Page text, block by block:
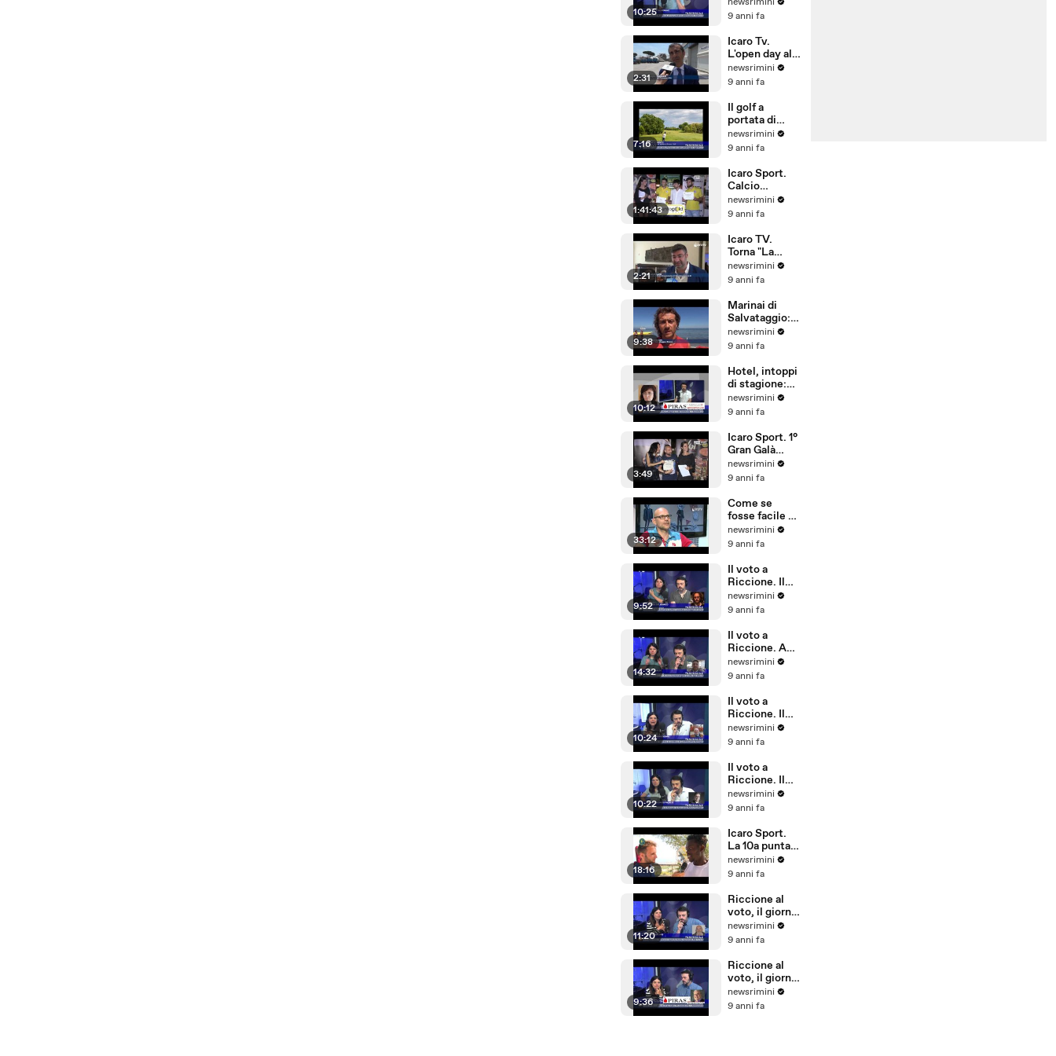
10:25
Siulp:
rischio
9 anni fa
2:31
Icaro Tv.
L'open day alla
Pesaresi Spa
di Rimini
newsrimini
9 anni fa
7:16
Il golf a
portata di
bambino. Il
Summer
Riviera Golf
newsrimini
9 anni fa
1:41:43
Icaro Sport.
Calcio
d'Estate: 1°
Gran Galà
Categoria
newsrimini
9 anni fa
2:21
Icaro TV.
Torna "La
Notte delle
Streghe", dal
2017 a San
Giovanni in M
newsrimini
9 anni fa
9:38
Marinai di
Salvataggio:
si investe
poco su
conta più
l'aspetto
economico
newsrimini
9 anni fa
10:12
Hotel, intoppi
di stagione:
troppi
portoghesi e
dipendenti
che parlano
tedesco
newsrimini
9 anni fa
3:49
Icaro Sport. 1°
Gran Galà
della Seconda
Categoria
newsrimini
9 anni fa
33:12
Come se
fosse facile -
Special Crabs
newsrimini
9 anni fa
9:52
Il voto a
Riccione. Il
commento di
Andrea
(Movimento 5
Stelle)
newsrimini
9 anni fa
14:32
Il voto a
Riccione. A
Tempo Reale
commento di
(Patto Civico
Riccione)
newsrimini
9 anni fa
10:24
Il voto a
Riccione. Il
commento di
Parmeggiani
newsrimini
9 anni fa
10:22
Il voto a
Riccione. Il
commento di
Dionigi
Forza Italia
newsrimini
9 anni fa
18:16
Icaro Sport.
La 10a puntata
del reality
sulla
Rimini alla
Barcellona
Professional
Cup
newsrimini
9 anni fa
11:20
Riccione al
voto, il giorno
dopo. Il
commento di
newsrimini
9 anni fa
9:36
Riccione al
voto, il giorno
dopo. Il
commento di
newsrimini
9 anni fa